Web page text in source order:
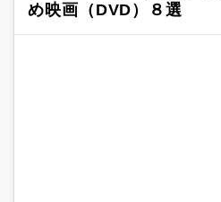
め映画（DVD）８選